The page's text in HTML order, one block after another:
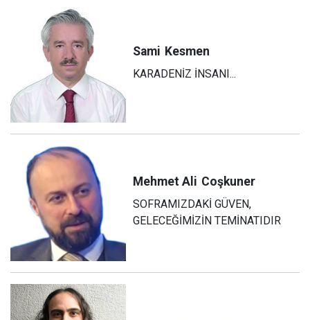
Sami Kesmen
KARADENİZ İNSANI...
Mehmet Ali Coşkuner
SOFRAMIZDAKİ GÜVEN,
GELECEĞİMİZİN TEMİNATIDIR